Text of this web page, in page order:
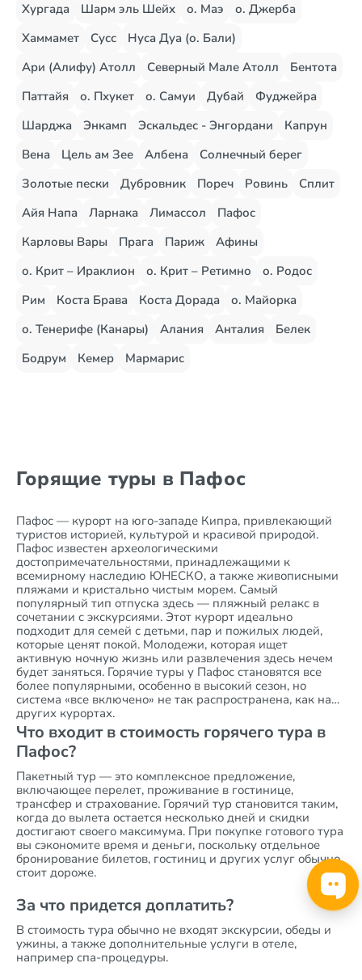
Хургада Шарм эль Шейх о. Маэ
о. Джерба
Хаммамет
Сусс
Нуса Дуа (о. Бали)
Ари (Алифу) Атолл
Северный Мале Атолл
Бентота
Паттайя
о. Пхукет о. Самуи Дубай
Фуджейра
Шарджа
Энкамп Эскальдес - Энгордани
Капрун
Вена
Цель ам Зее Албена
Солнечный берег
Золотые пески
Дубровник Пореч Ровинь
Сплит
Айя Напа
Ларнака Лимассол
Пафос
Карловы Вары
Прага Париж
Афины
о. Крит – Ираклион
о. Крит – Ретимно
о. Родос
Рим
Коста Брава Коста Дорада
о. Майорка
о. Тенерифе (Канары)
Алания Анталия
Белек
Бодрум
Кемер Мармарис
Горящие туры в Пафос
Пафос — курорт на юго-западе Кипра, привлекающий
туристов историей, культурой и красивой природой.
Пафос известен археологическими
достопримечательностями, принадлежащими к
всемирному наследию ЮНЕСКО, а также живописными
пляжами и кристально чистым морем. Самый
популярный тип отпуска здесь — пляжный релакс в
сочетании с экскурсиями. Этот курорт идеально
подходит для семей с детьми, пар и пожилых людей,
которые ценят покой. Молодежи, которая ищет
активную ночную жизнь или развлечения здесь нечем
будет заняться. Горячие туры у Пафос становятся все
более популярными, особенно в высокий сезон, но
система «все включено» не так распространена, как на
других курортах.
Что входит в стоимость горячего тура в
Пафос?
Пакетный тур — это комплексное предложение,
включающее перелет, проживание в гостинице,
трансфер и страхование. Горячий тур становится таким,
когда до вылета остается несколько дней и скидки
достигают своего максимума. При покупке готового тура
вы сэкономите время и деньги, поскольку отдельное
бронирование билетов, гостиниц и других услуг обычно
стоит дороже.
За что придется доплатить?
В стоимость тура обычно не входят экскурсии, обеды и
ужины, а также дополнительные услуги в отеле,
например спа-процедуры.